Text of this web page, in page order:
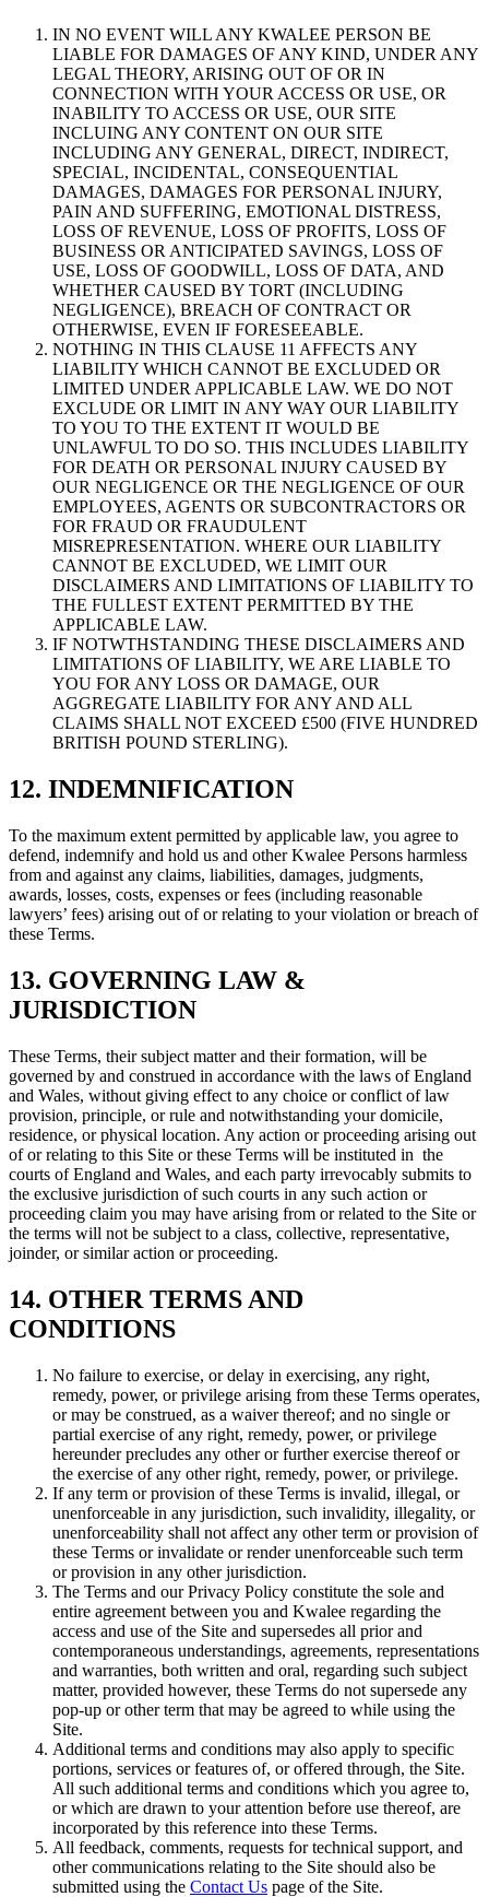
IN NO EVENT WILL ANY KWALEE PERSON BE
LIABLE FOR DAMAGES OF ANY KIND, UNDER ANY
LEGAL THEORY, ARISING OUT OF OR IN
CONNECTION WITH YOUR ACCESS OR USE, OR
INABILITY TO ACCESS OR USE, OUR SITE
INCLUING ANY CONTENT ON OUR SITE
INCLUDING ANY GENERAL, DIRECT, INDIRECT,
SPECIAL, INCIDENTAL, CONSEQUENTIAL
DAMAGES, DAMAGES FOR PERSONAL INJURY,
PAIN AND SUFFERING, EMOTIONAL DISTRESS,
LOSS OF REVENUE, LOSS OF PROFITS, LOSS OF
BUSINESS OR ANTICIPATED SAVINGS, LOSS OF
USE, LOSS OF GOODWILL, LOSS OF DATA, AND
WHETHER CAUSED BY TORT (INCLUDING
NEGLIGENCE), BREACH OF CONTRACT OR
OTHERWISE, EVEN IF FORESEEABLE.
NOTHING IN THIS CLAUSE 11 AFFECTS ANY
LIABILITY WHICH CANNOT BE EXCLUDED OR
LIMITED UNDER APPLICABLE LAW. WE DO NOT
EXCLUDE OR LIMIT IN ANY WAY OUR LIABILITY
TO YOU TO THE EXTENT IT WOULD BE
UNLAWFUL TO DO SO. THIS INCLUDES LIABILITY
FOR DEATH OR PERSONAL INJURY CAUSED BY
OUR NEGLIGENCE OR THE NEGLIGENCE OF OUR
EMPLOYEES, AGENTS OR SUBCONTRACTORS OR
FOR FRAUD OR FRAUDULENT
MISREPRESENTATION. WHERE OUR LIABILITY
CANNOT BE EXCLUDED, WE LIMIT OUR
DISCLAIMERS AND LIMITATIONS OF LIABILITY TO
THE FULLEST EXTENT PERMITTED BY THE
APPLICABLE LAW.
IF NOTWTHSTANDING THESE DISCLAIMERS AND
LIMITATIONS OF LIABILITY, WE ARE LIABLE TO
YOU FOR ANY LOSS OR DAMAGE, OUR
AGGREGATE LIABILITY FOR ANY AND ALL
CLAIMS SHALL NOT EXCEED £500 (FIVE HUNDRED
BRITISH POUND STERLING).
12. INDEMNIFICATION
To the maximum extent permitted by applicable law, you agree to
defend, indemnify and hold us and other Kwalee Persons harmless
from and against any claims, liabilities, damages, judgments,
awards, losses, costs, expenses or fees (including reasonable
lawyers’ fees) arising out of or relating to your violation or breach of
these Terms.
13. GOVERNING LAW &
JURISDICTION
These Terms, their subject matter and their formation, will be
governed by and construed in accordance with the laws of England
and Wales, without giving effect to any choice or conflict of law
provision, principle, or rule and notwithstanding your domicile,
residence, or physical location. Any action or proceeding arising out
of or relating to this Site or these Terms will be instituted in the
courts of England and Wales, and each party irrevocably submits to
the exclusive jurisdiction of such courts in any such action or
proceeding claim you may have arising from or related to the Site or
the terms will not be subject to a class, collective, representative,
joinder, or similar action or proceeding.
14. OTHER TERMS AND
CONDITIONS
No failure to exercise, or delay in exercising, any right,
remedy, power, or privilege arising from these Terms operates,
or may be construed, as a waiver thereof; and no single or
partial exercise of any right, remedy, power, or privilege
hereunder precludes any other or further exercise thereof or
the exercise of any other right, remedy, power, or privilege.
If any term or provision of these Terms is invalid, illegal, or
unenforceable in any jurisdiction, such invalidity, illegality, or
unenforceability shall not affect any other term or provision of
these Terms or invalidate or render unenforceable such term
or provision in any other jurisdiction.
The Terms and our Privacy Policy constitute the sole and
entire agreement between you and Kwalee regarding the
access and use of the Site and supersedes all prior and
contemporaneous understandings, agreements, representations
and warranties, both written and oral, regarding such subject
matter, provided however, these Terms do not supersede any
pop-up or other term that may be agreed to while using the
Site.
Additional terms and conditions may also apply to specific
portions, services or features of, or offered through, the Site.
All such additional terms and conditions which you agree to,
or which are drawn to your attention before use thereof, are
incorporated by this reference into these Terms.
All feedback, comments, requests for technical support, and
other communications relating to the Site should also be
submitted using the Contact Us page of the Site.